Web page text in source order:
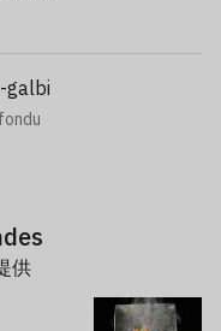
galbi
供